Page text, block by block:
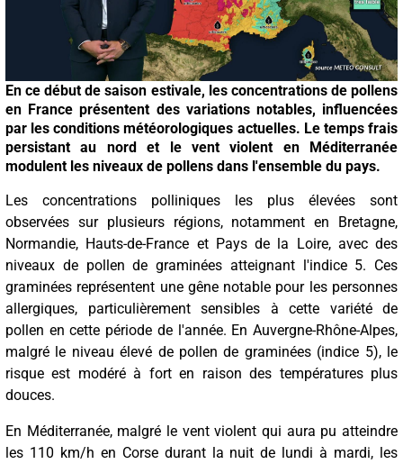
En ce début de saison estivale, les concentrations de pollens
en France présentent des variations notables, influencées
par les conditions météorologiques actuelles. Le temps frais
persistant au nord et le vent violent en Méditerranée
modulent les niveaux de pollens dans l'ensemble du pays.
Les concentrations polliniques les plus élevées sont
observées sur plusieurs régions, notamment en Bretagne,
Normandie, Hauts-de-France et Pays de la Loire, avec des
niveaux de pollen de graminées atteignant l'indice 5. Ces
graminées représentent une gêne notable pour les personnes
allergiques, particulièrement sensibles à cette variété de
pollen en cette période de l'année. En Auvergne-Rhône-Alpes,
malgré le niveau élevé de pollen de graminées (indice 5), le
risque est modéré à fort en raison des températures plus
douces.
En Méditerranée, malgré le vent violent qui aura pu atteindre
les 110 km/h en Corse durant la nuit de lundi à mardi, les